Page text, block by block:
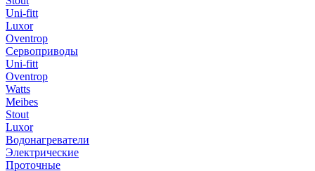
Uni-fitt
Luxor
Oventrop
Сервоприводы
Uni-fitt
Oventrop
Watts
Meibes
Stout
Luxor
Водонагреватели
Электрические
Проточные